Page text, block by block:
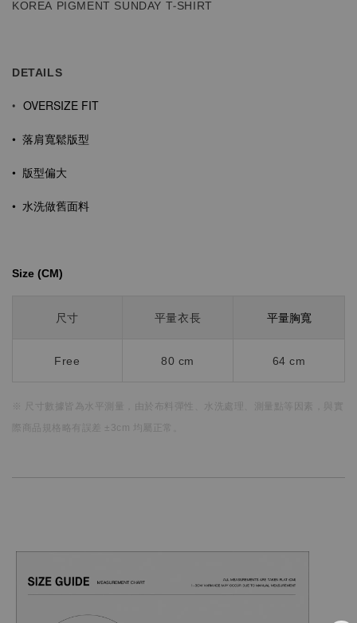
KOREA PIGMENT SUNDAY T-SHIRT
DETAILS
• OVERSIZE FIT
• 落肩寬鬆版型
• 版型偏大
• 水洗做舊面料
Size (CM)⁡⁡
尺寸 平量衣長 平量胸寬
Free 80 cm 64 cm
※ 尺寸數據皆為水平測量， 由於布料彈性、水洗處理、測量點等因素，
際商品規格略有誤差 ±3cm 均屬正常。